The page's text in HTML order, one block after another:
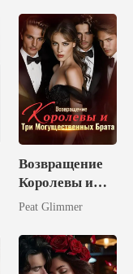
Возвращение
Королевы и
Три
ых Брата
Peat Glimmer